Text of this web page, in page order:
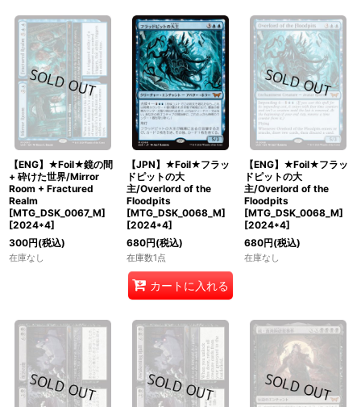
【ENG】★Foil★鏡の間
+ 砕けた世界/Mirror
Room + Fractured
Realm
[MTG_DSK_0067_M]
[2024*4]
300円(税込)
在庫なし
【JPN】★Foil★フラッ
ドピットの大
主/Overlord of the
Floodpits
[MTG_DSK_0068_M]
[2024*4]
680円(税込)
在庫数1点
カートに入れる
【ENG】★Foil★フラッ
ドピットの大
主/Overlord of the
Floodpits
[MTG_DSK_0068_M]
[2024*4]
680円(税込)
在庫なし